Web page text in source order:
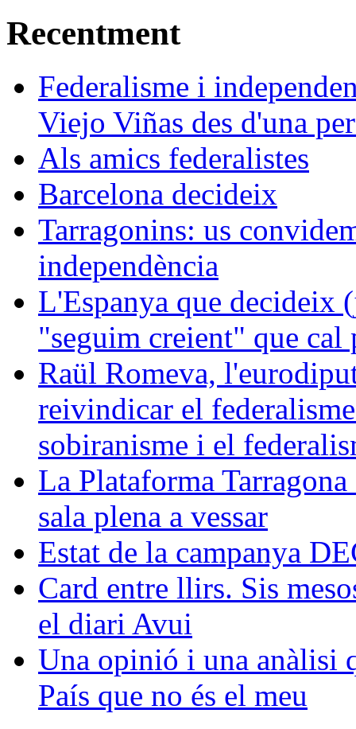
Recentment
Federalisme i
Viejo Viñas des d'una
Als amics federalistes
Barcelona decideix
Tarragonins: us
independència
L'Espanya que decideix
"seguim creient" que cal
Raül Romeva,
reivindicar el
sobiranisme i el
La Plataforma
sala plena a vessar
Estat de la campanya
Card entre llirs. Sis
el diari Avui
Una opinió i una anàlisi
País que no és el meu